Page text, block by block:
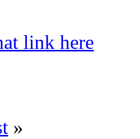
link here
»